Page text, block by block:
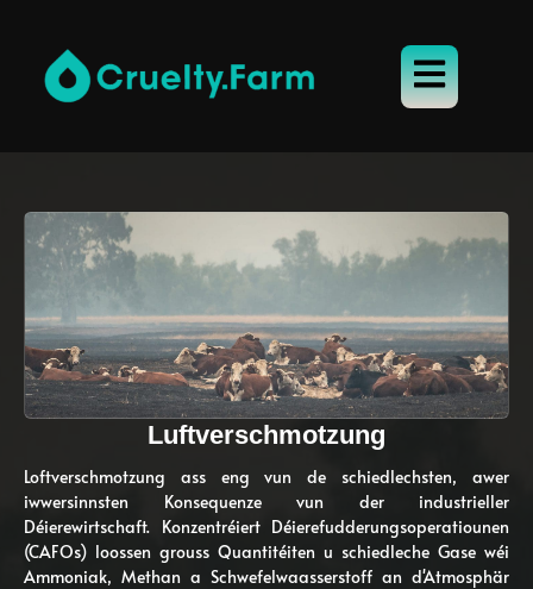
Luftverschmotzung
Loftverschmotzung ass eng vun de schiedlechsten, awer
iwwersinnsten Konsequenze vun der industrieller
Déierewirtschaft. Konzentréiert Déierefudderungsoperatiounen
(CAFOs) loossen grouss Quantitéiten u schiedleche Gase wéi
Ammoniak, Methan a Schwefelwaasserstoff an d'Atmosphär